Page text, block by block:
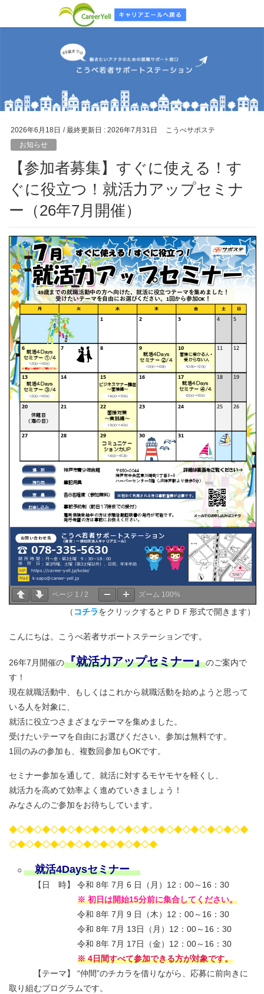
2026年6月18日 / 最終更新日 : 2026年7月31日
こうべサポステ
お知らせ
【参加者募集】すぐに使える！す
ぐに役立つ！就活力アップセミナ
ー（26年7月開催）
ページ 1 / 2 ズーム 100%
（ コチラをクリックするとＰＤＦ形式で開きます）
こんにちは。こうべ若者サポートステーションです。
26年7月開催の『就活力アップセミナー』のご案内で
す！
現在就職活動中、もしくはこれから就職活動を始めようと思って
いる人を対象に、
就活に役立つさまざまなテーマを集めました。
受けたいテーマを自由にお選びください。参加は無料です。
1回のみの参加も、複数回参加もOKです。
セミナー参加を通して、就活に対するモヤモヤを軽くし、
就活力を高めて効率よく進めていきましょう！
みなさんのご参加をお待ちしています。
◆◇◆◇◆◇◆◇◆◇◆◇◆◇◆◇◆◇◆◇◆◇◆◇◆◇◆◇◆
◇◆◇◆◇◆◇◆◇◆◇◆◇◆◇◆◇◆
○ 就活4Daysセミナー
【日 時】 令和 8年 7月 6 日（月）12：00～16：30
※ 初日は開始15分前に集合してください。
令和 8年 7月 9 日（木）12：00～16：30
令和 8年 7月 13日（月）12：00～16：30
令和 8年 7月 17日（金）12：00～16：30
※ 4日間すべて参加できる方が対象です。
【テーマ】 “仲間”のチカラを借りながら、応募に前向きに
取り組むプログラムです。